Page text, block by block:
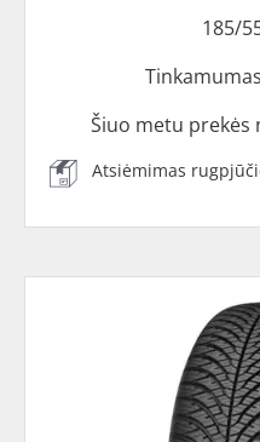
185/
Šiuo metu prekės
Atsiėmimas